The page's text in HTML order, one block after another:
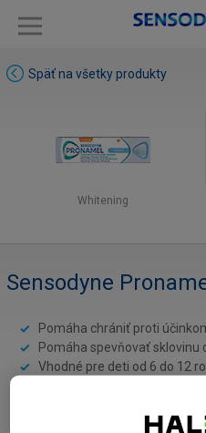
Späť na všetky produkty
Whitening
Sensodyne
Pomáha chrániť proti
Pomáha spevňovať sklovinu
Vhodné pre deti od 6 do 12
Tuba a viečko